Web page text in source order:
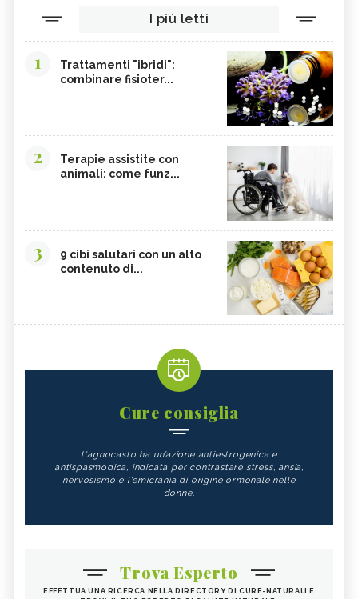
I più letti
1
Trattamenti "ibridi":
combinare fisioter...
2
Terapie assistite con
animali: come funz...
3
9 cibi salutari con un alto
contenuto di...
Cure consiglia
L'agnocasto ha un’azione antiestrogenica e
antispasmodica, indicata per contrastare stress, ansia,
nervosismo e l'emicrania di origine ormonale nelle
donne.
Trova Esperto
EFFETTUA UNA RICERCA NELLA DIRECTORY DI CURE-NATURALI E